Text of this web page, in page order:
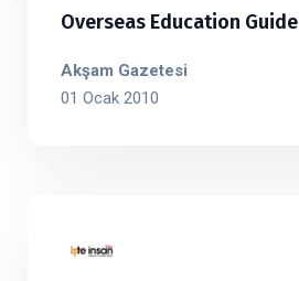
Overseas Education Guide
Akşam Gazetesi
01 Ocak 2010